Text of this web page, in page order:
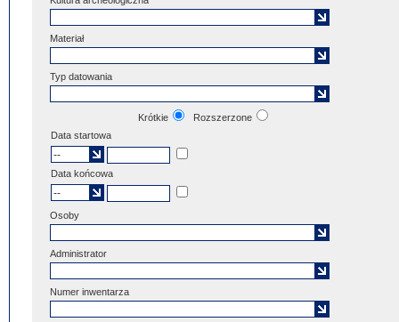
Materiał
Typ datowania
Krótkie
Rozszerzone
Data startowa
Data końcowa
Osoby
Administrator
Numer inwentarza